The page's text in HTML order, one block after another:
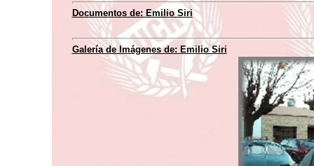
Documentos de: Emilio Siri
Galería de Imágenes de: Emilio Siri